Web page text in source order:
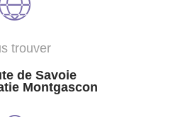
trouver
de Savoie
Montgascon